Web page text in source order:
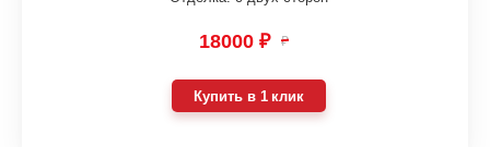
18000 ₽ ₽
Купить в 1 клик